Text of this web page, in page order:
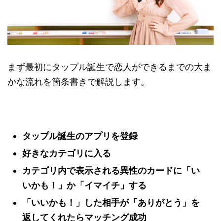
まず最初にタップル誕生で恋人ができるまでの大ま
かな流れを箇条書きで解説します。
タップル誕生のアプリを登録
好きなカテゴリに入る
カテゴリ内で表示される異性のカードに「い
いかも！」か「イマイチ」する
「いいかも！」した相手が「ありがとう」を
返してくれたらマッチング成功